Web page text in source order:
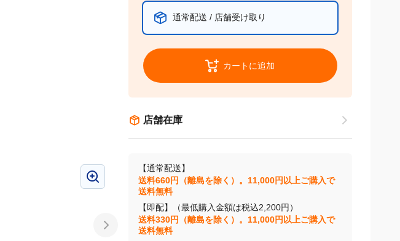
通常配送 / 店舗受け取り
カートに追加
店舗在庫
【通常配送】
送料660円（離島を除く）。11,000円以上ご購入で
送料無料
【即配】（最低購入金額は税込2,200円）
送料330円（離島を除く）。11,000円以上ご購入で
送料無料